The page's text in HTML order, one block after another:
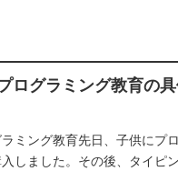
ログラミング教育の
ミング教育先日、子供にプ
しました。その後、タイピ